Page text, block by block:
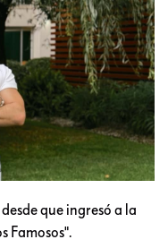
que ingresó a la
Famosos".